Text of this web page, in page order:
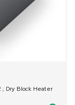
; Dry Block Heater